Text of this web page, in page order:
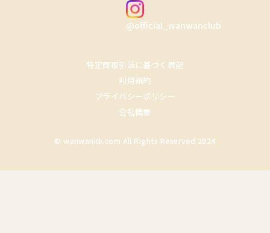
@official_wanwanclub
特定商取引法に基づく表記
利用規約
プライバシーポリシー
会社概要
© wanwankb.com All Rights Reserved 2024